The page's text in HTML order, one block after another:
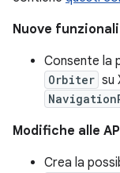
Nuove
Consente la
Orbiter su
Modifiche alle
Crea la